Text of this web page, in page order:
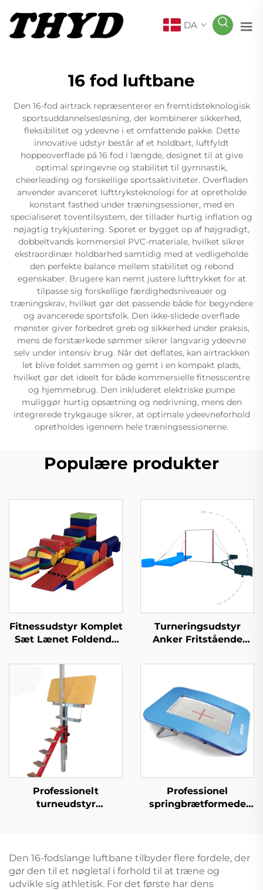
DA
16 fod luftbane
Den 16-fod airtrack repræsenterer en fremtidsteknologisk
sportsuddannelsesløsning, der kombinerer sikkerhed,
fleksibilitet og ydeevne i et omfattende pakke. Dette
innovative udstyr består af et holdbart, luftfyldt
hoppeoverflade på 16 fod i længde, designet til at give
optimal springevne og stabilitet til gymnastik,
cheerleading og forskellige sportsaktiviteter. Overfladen
anvender avanceret lufttryksteknologi for at opretholde
konstant fasthed under træningsessioner, med en
specialiseret toventilsystem, der tillader hurtig inflation og
nøjagtig trykjustering. Sporet er bygget op af højgradigt,
dobbeltvands kommersiel PVC-materiale, hvilket sikrer
ekstraordinær holdbarhed samtidig med at vedligeholde
den perfekte balance mellem stabilitet og rebond
egenskaber. Brugere kan nemt justere lufttrykket for at
tilpasse sig forskellige færdighedsniveauer og
træningskrav, hvilket gør det passende både for begyndere
og avancerede sportsfolk. Den ikke-slidede overflade
mønster giver forbedret greb og sikkerhed under praksis,
mens de forstærkede sømmer sikrer langvarig ydeevne
selv under intensiv brug. Når det deflates, kan airtrackken
let blive foldet sammen og gemt i en kompakt plads,
hvilket gør det ideelt for både kommersielle fitnesscentre
og hjemmebrug. Den inkluderet elektriske pumpe
muliggør hurtig opsætning og nedrivning, mens den
integrerede trykgauge sikrer, at optimale ydeevneforhold
opretholdes igennem hele træningsessionerne.
Populære produkter
Fitnessudstyr Komplet
Sæt Lænet Foldende
Mat for Børn
Turneringsudstyr
Anker Fritstående
Stanger
Professionelt
turneudstyr
Professionel
springbrætformede
Den 16-fodslange luftbane tilbyder flere fordele, der
gør den til et nøgletal i forhold til at træne og
udvikle sig athletisk. For det første har dens